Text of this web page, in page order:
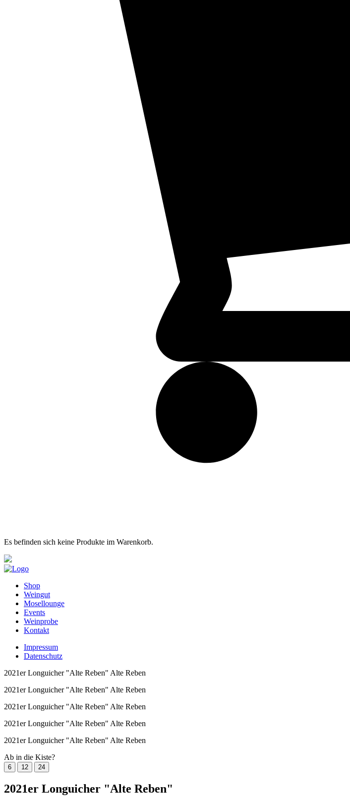
Es befinden sich keine Produkte im Warenkorb.
Shop
Weingut
Mosellounge
Events
Weinprobe
Kontakt
Impressum
Datenschutz
2021er Longuicher "Alte Reben" Alte Reben
2021er Longuicher "Alte Reben" Alte Reben
2021er Longuicher "Alte Reben" Alte Reben
2021er Longuicher "Alte Reben" Alte Reben
2021er Longuicher "Alte Reben" Alte Reben
Ab in die Kiste?
6 12 24
2021er Longuicher "Alte Reben"